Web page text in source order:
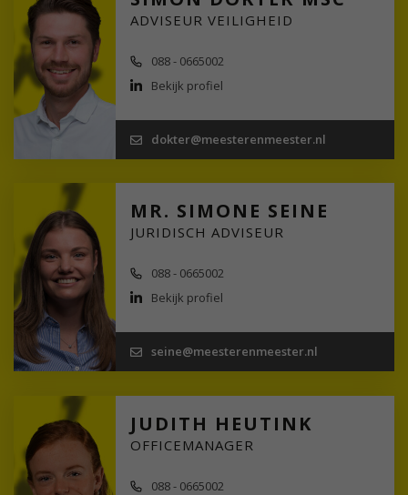
ADVISEUR VEILIGHEID
088 - 0665002
Bekijk profiel
dokter@meesterenmeester.nl
MR. SIMONE SEINE
JURIDISCH ADVISEUR
088 - 0665002
Bekijk profiel
seine@meesterenmeester.nl
JUDITH HEUTINK
OFFICEMANAGER
088 - 0665002